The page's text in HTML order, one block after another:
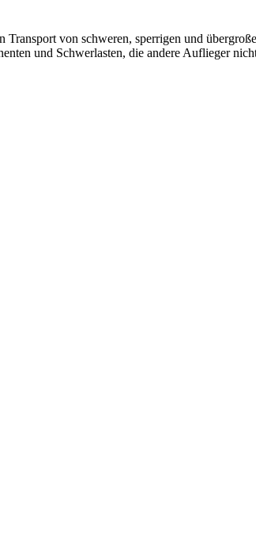
von schweren, sperrigen und
und Schwerlasten, die andere Auflieger